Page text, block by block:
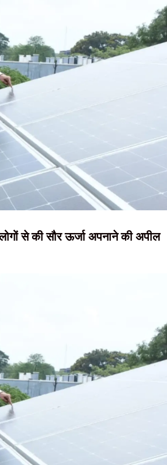
हिंदी
HINDI
विरासत की दिखी जीवंत झलक
रहेगा, निर्मल महतो तेरा नाम रहेगा’
पहुंचने की अपील की
से की सौर ऊर्जा अपनाने की अपील